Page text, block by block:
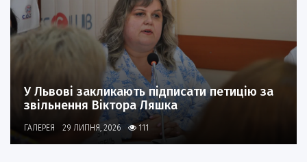
У Львові закликають підписати петицію за
звільнення Віктора Ляшка
ГАЛЕРЕЯ 29 ЛИПНЯ, 2026 111